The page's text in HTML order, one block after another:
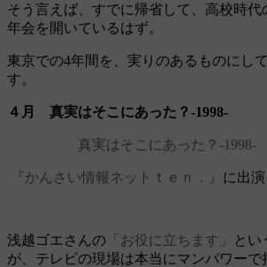
そう言えば、すでに帰省して、高校時代
年会を開いているはず。
東京での4年間を、実りのあるものにし
す。
４月 真実はそこにあった？‐1998‐
真実はそこにあった？‐1998‐
『かんさい情報ネットｔｅｎ．』 に出演
浅越ゴエさんの 「お役に立ちます」
とい
が、テレビの現場は本当にマンパワーで